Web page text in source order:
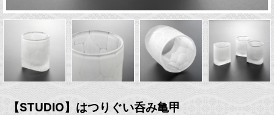
【STUDIO】はつりぐい呑み亀甲